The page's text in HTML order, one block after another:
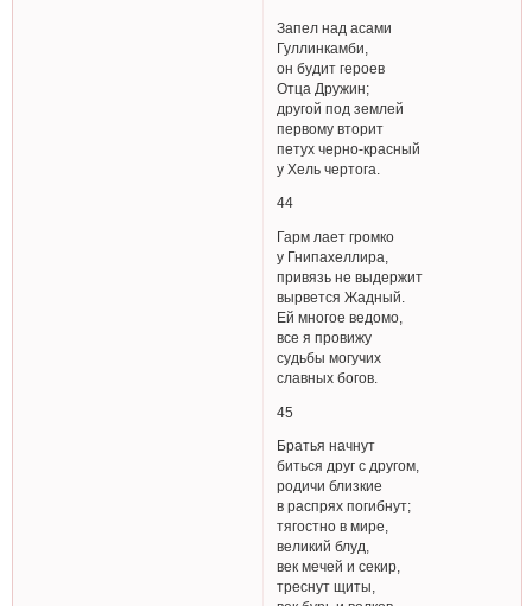
Запел над асами
Гуллинкамби,
он будит героев
Отца Дружин;
другой под землей
первому вторит
петух черно-красный
у Хель чертога.
44
Гарм лает громко
у Гнипахеллира,
привязь не выдержит
вырвется Жадный.
Ей многое ведомо,
все я провижу
судьбы могучих
славных богов.
45
Братья начнут
биться друг с другом,
родичи близкие
в распрях погибнут;
тягостно в мире,
великий блуд,
век мечей и секир,
треснут щиты,